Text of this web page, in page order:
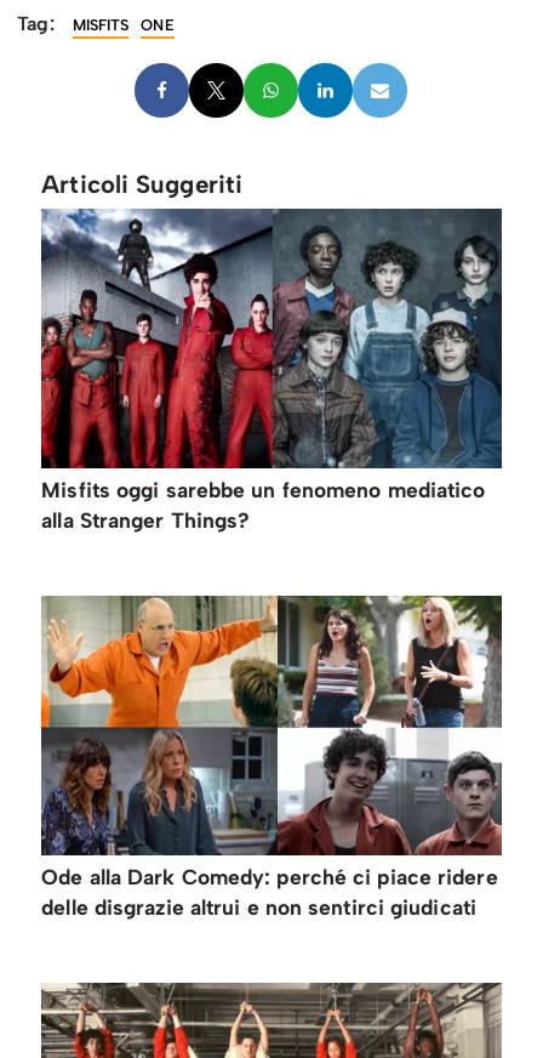
Tag: MISFITS ONE
Articoli Suggeriti
Misfits oggi sarebbe un fenomeno mediatico
alla Stranger Things?
Ode alla Dark Comedy: perché ci piace ridere
delle disgrazie altrui e non sentirci giudicati